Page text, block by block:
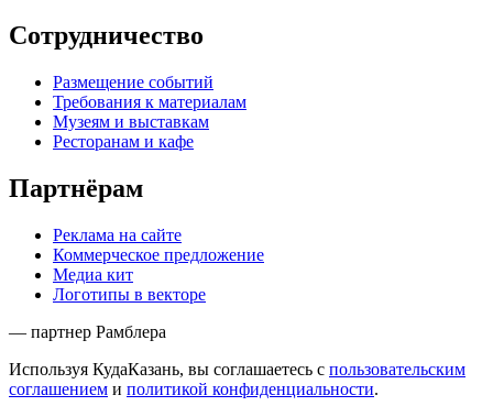
Сотрудничество
Размещение событий
Требования к материалам
Музеям и выставкам
Ресторанам и кафе
Партнёрам
Реклама на сайте
Коммерческое предложение
Медиа кит
Логотипы в векторе
— партнер Рамблера
Используя КудаКазань, вы соглашаетесь с пользовательским
соглашением и политикой конфиденциальности.